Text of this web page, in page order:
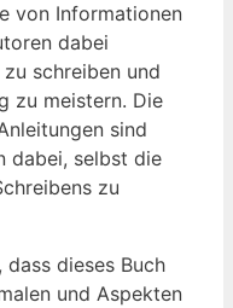
von Informationen
dabei
schreiben und
zu meistern. Die
sind
dabei, selbst die
zu
dieses Buch
und Aspekten